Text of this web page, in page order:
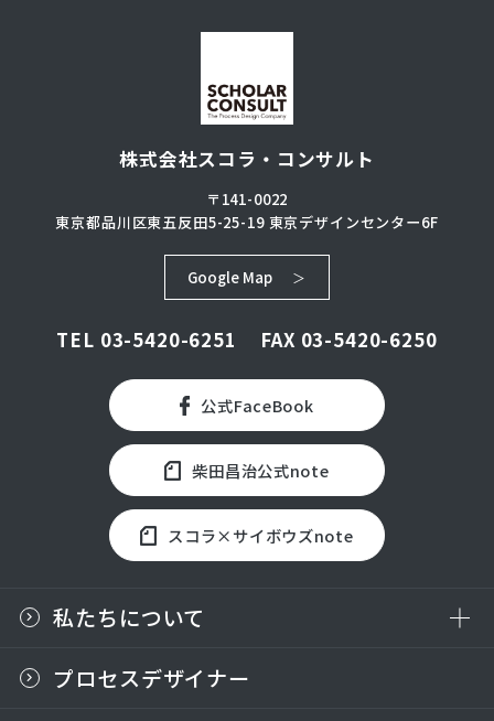
株式会社スコラ・コンサルト
〒141-0022
東京都品川区東五反田5-25-19東京デザインセンター6F
Google Map
TEL 03-5420-6251 FAX 03-5420-6250
公式FaceBook
柴田昌治公式note
スコラ×サイボウズnote
私たちについて
プロセスデザイナー